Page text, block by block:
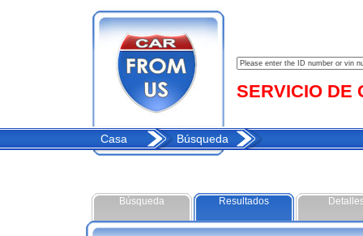
SERVICIO DE
Casa Búsqueda
Búsqueda Resultados